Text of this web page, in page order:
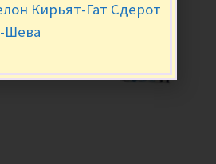
Кирьят-Гат Сдерот
Шева